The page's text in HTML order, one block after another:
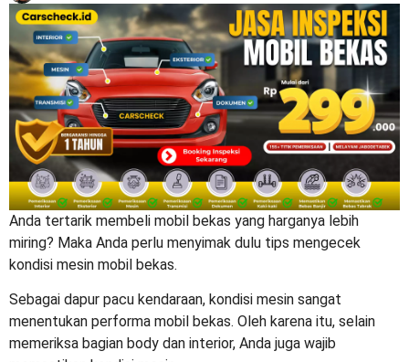
Anda tertarik membeli mobil bekas yang harganya lebih
miring? Maka Anda perlu menyimak dulu tips mengecek
kondisi mesin mobil bekas.
Sebagai dapur pacu kendaraan, kondisi mesin sangat
menentukan performa mobil bekas. Oleh karena itu, selain
memeriksa bagian body dan interior, Anda juga wajib